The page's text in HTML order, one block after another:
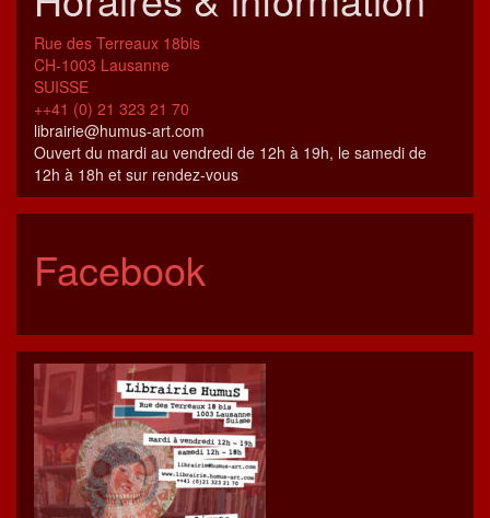
Rue des Terreaux 18bis
CH-1003 Lausanne
SUISSE
++41 (0) 21 323 21 70
librairie@humus-art.com
Ouvert du mardi au vendredi de 12h à 19h, le samedi de
12h à 18h et sur rendez-vous
Facebook